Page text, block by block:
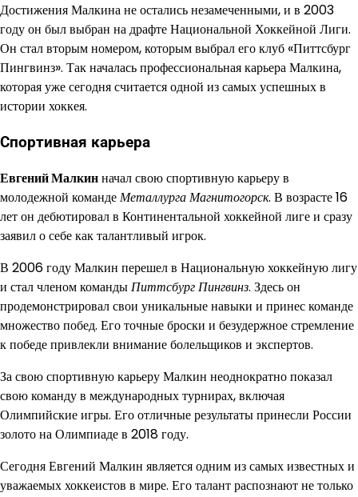
Достижения Малкина не остались незамеченными, и в 2003
году он был выбран на драфте Национальной Хоккейной Лиги.
Он стал вторым номером, которым выбрал его клуб «Питтсбург
Пингвинз». Так началась профессиональная карьера Малкина,
которая уже сегодня считается одной из самых успешных в
истории хоккея.
Спортивная карьера
Евгений Малкинначал свою спортивную карьеру в
молодежной командеМеталлурга Магнитогорск. В возрасте 16
лет он дебютировал в Континентальной хоккейной лиге и сразу
заявил о себе как талантливый игрок.
В 2006 году Малкин перешел в Национальную хоккейную лигу
и стал членом командыПиттсбург Пингвинз. Здесь он
продемонстрировал свои уникальные навыки и принес команде
множество побед. Его точные броски и безудержное стремление
к победе привлекли внимание болельщиков и экспертов.
За свою спортивную карьеру Малкин неоднократно показал
свою команду в международных турнирах, включая
Олимпийские игры. Его отличные результаты принесли России
золото на Олимпиаде в 2018 году.
Сегодня Евгений Малкин является одним из самых известных и
уважаемых хоккеистов в мире. Его талант распознают не только